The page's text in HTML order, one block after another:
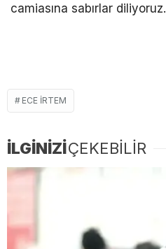
camiasına sabırlar diliyoruz.
ECE IRTEM
İLGİNİZİÇEKEBİLİR